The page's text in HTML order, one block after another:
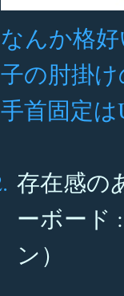
なんか格
子の肘掛
手首固定
存在感の
ーボード
ン）